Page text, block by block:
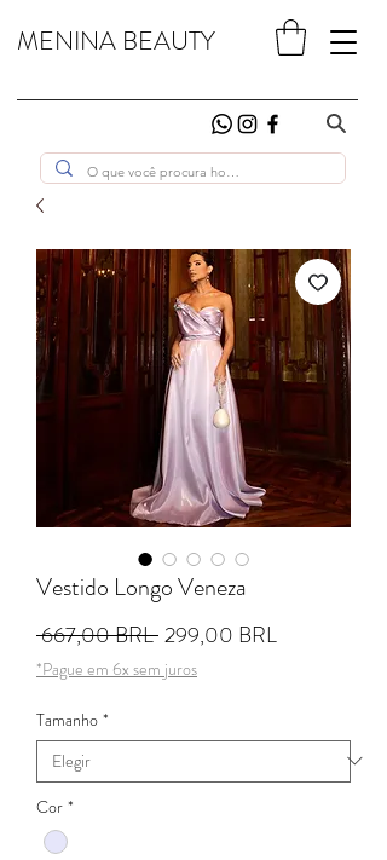
MENINA BEAUTY
Vestido Longo Veneza
667,00 BRL Precio
299,00 BRLPrecio de
*Pague em 6x sem juros
Tamanho *
Cor *